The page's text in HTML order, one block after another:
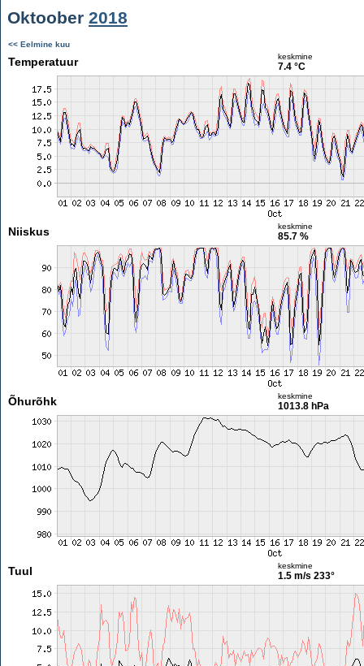
Oktoober 2018
<< Eelmine kuu
Temperatuur keskmine
7.4 °C
Niiskus keskmine
85.7 %
Õhurõhk keskmine
1013.8 hPa
Tuul keskmine
1.5 m/s 233°